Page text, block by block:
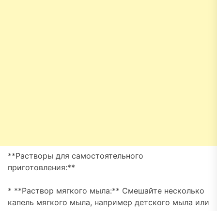
**Растворы для самостоятельного
приготовления:**
* **Раствор мягкого мыла:** Смешайте несколько
капель мягкого мыла, например детского мыла или